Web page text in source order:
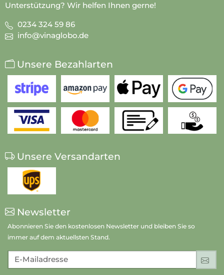
Unterstützung? Wir helfen Ihnen gerne!
0234 324 59 86
info@vinaglobo.de
Unsere Bezahlarten
Unsere Versandarten
Newsletter
Abonnieren Sie den kostenlosen Newsletter und bleiben Sie so
immer auf dem aktuellsten Stand.
E-Mailadresse